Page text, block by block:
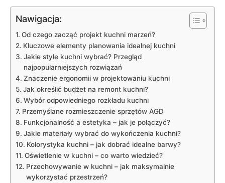
Nawigacja:
Od czego zacząć projekt kuchni marzeń?
Kluczowe ⁣elementy planowania idealnej kuchni
Jakie style kuchni wybrać? Przegląd
najpopularniejszych rozwiązań
Znaczenie ergonomii w projektowaniu kuchni
Jak określić budżet na remont kuchni?
Wybór odpowiedniego rozkładu⁤ kuchni
Przemyślane rozmieszczenie sprzętów AGD
Funkcjonalność a​ estetyka – jak je połączyć?
Jakie materiały wybrać do wykończenia kuchni?
Kolorystyka ‌kuchni – jak dobrać idealne barwy?
Oświetlenie w kuchni – co warto wiedzieć?
Przechowywanie w kuchni – jak maksymalnie
wykorzystać przestrzeń?